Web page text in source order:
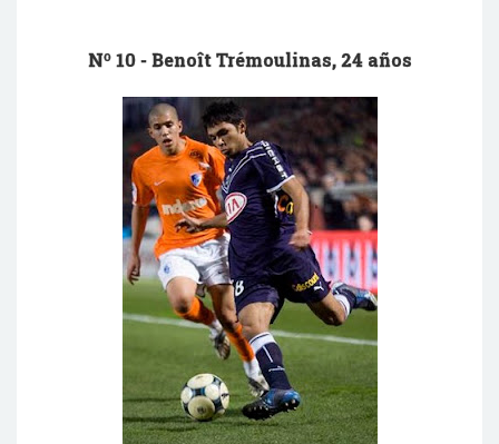
Nº 10 -Benoît Trémoulinas, 24 años